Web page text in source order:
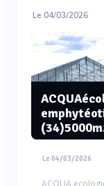
Le 04/03/2026
Le 04/03/2026